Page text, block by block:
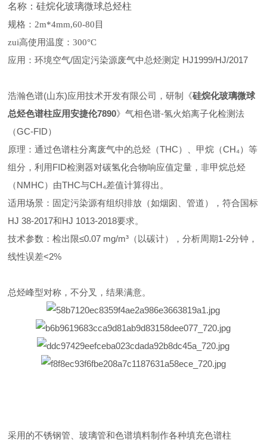
名称：硅烷化玻璃微球总烃柱
规格： 2m*4mm,60-80目
zui高使用温度：300°C
应用：环境空气/固定污染源废气中总烃测定 HJ1999/HJ/2017
浩瀚色谱(山东)应用技术开发有限公司，研制《硅烷化玻璃微球
总烃色谱柱应用安捷伦7890》气相色谱-氢火焰离子化检测法
（GC-FID）
原理：通过色谱柱分离废气中的总烃（THC）、甲烷（CH₄）等
组分，利用FID检测器对碳氢化合物响应值定量，非甲烷总烃
（NMHC）由THC与CH₄差值计算得出。
适用场景：固定污染源有组织排放（如烟囱、管道），符合国标
HJ 38-2017和HJ 1013-2018要求。
技术参数：检出限≤0.07 mg/m³（以碳计），分析周期1-2分钟，
线性误差<2%
总烃峰型对称，不分叉，结果满意。
采用的不锈钢管、玻璃管和色谱填料制作各种填充色谱柱